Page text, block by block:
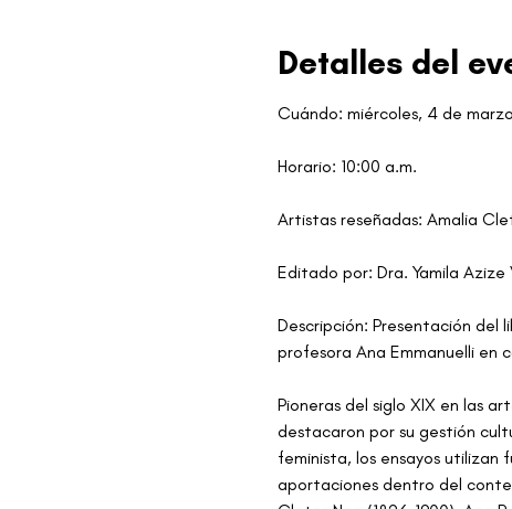
Detalles del
Cuándo: miércoles, 4 de
Horario: 10:00 a.m.
Artistas reseñadas: Amalia
Editado por: Dra. Yamila Azize
Descripción: Presentación del
profesora Ana Emmanuelli en
Pioneras del siglo XIX en las
destacaron por su gestión
feminista, los ensayos utilizan
aportaciones dentro del